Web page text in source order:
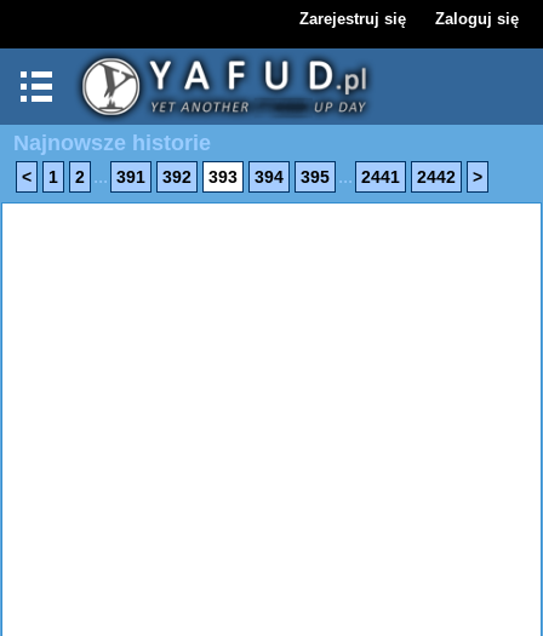
Zarejestruj się Zaloguj się
Najnowsze historie
< 1 2 ... 391 392 393 394 395 ... 2441 2442 >